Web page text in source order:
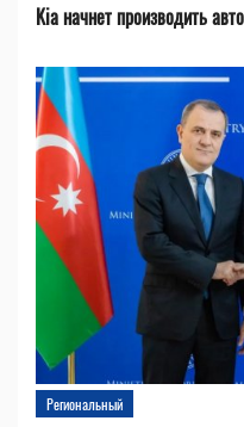
Kia начнет производить
Региональный